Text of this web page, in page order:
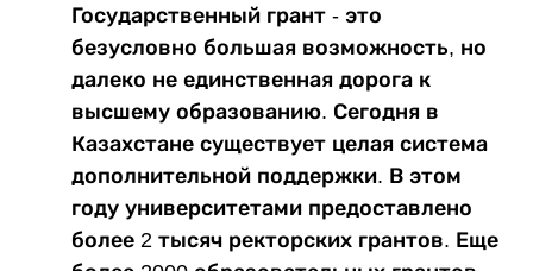
Государственный грант - это
безусловно большая возможность, но
далеко не единственная дорога к
высшему образованию. Сегодня в
Казахстане существует целая система
дополнительной поддержки. В этом
году университетами предоставлено
более 2 тысяч ректорских грантов. Еще